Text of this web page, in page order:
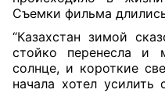
Съемки фильма
“Казахстан зимой
стойко перенесла и
солнце, и короткие
начала хотел